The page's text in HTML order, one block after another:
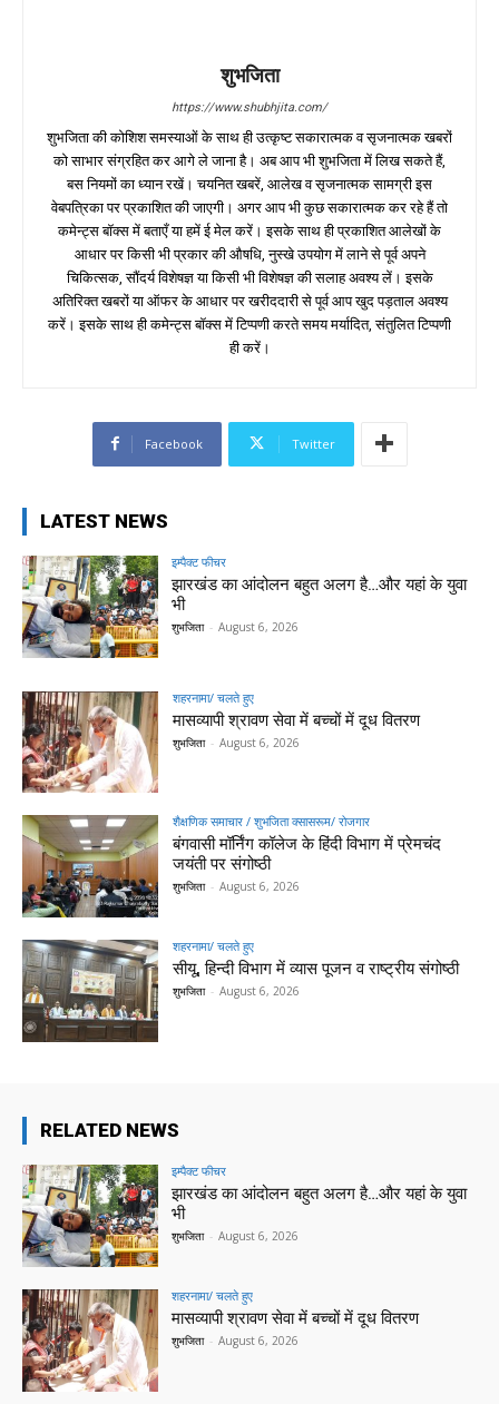
शुभजिता
https://www.shubhjita.com/
शुभजिता की कोशिश समस्याओं के साथ ही उत्कृष्ट सकारात्मक व सृजनात्मक खबरों
को साभार संग्रहित कर आगे ले जाना है। अब आप भी शुभजिता में लिख सकते हैं,
बस नियमों का ध्यान रखें। चयनित खबरें, आलेख व सृजनात्मक सामग्री इस
वेबपत्रिका पर प्रकाशित की जाएगी। अगर आप भी कुछ सकारात्मक कर रहे हैं तो
कमेन्ट्स बॉक्स में बताएँ या हमें ई मेल करें। इसके साथ ही प्रकाशित आलेखों के
आधार पर किसी भी प्रकार की औषधि, नुस्खे उपयोग में लाने से पूर्व अपने
चिकित्सक, सौंदर्य विशेषज्ञ या किसी भी विशेषज्ञ की सलाह अवश्य लें। इसके
अतिरिक्त खबरों या ऑफर के आधार पर खरीददारी से पूर्व आप खुद पड़ताल अवश्य
करें। इसके साथ ही कमेन्ट्स बॉक्स में टिप्पणी करते समय मर्यादित, संतुलित टिप्पणी
ही करें।
Facebook Twitter
LATEST NEWS
इम्पैक्ट फीचर
झारखंड का आंदोलन बहुत अलग है…और यहां के युवा
भी
शुभजिता - August 6, 2026
शहरनामा/ चलते हुए
मासव्यापी श्रावण सेवा में बच्चों में दूध वितरण
शुभजिता - August 6, 2026
शैक्षणिक समाचार / शुभजिता क्सासरूम/ रोजगार
बंगवासी मॉर्निंग कॉलेज के हिंदी विभाग में प्रेमचंद
जयंती पर संगोष्ठी
शुभजिता - August 6, 2026
शहरनामा/ चलते हुए
सीयू, हिन्दी विभाग में व्यास पूजन व राष्ट्रीय संगोष्ठी
शुभजिता - August 6, 2026
RELATED NEWS
इम्पैक्ट फीचर
झारखंड का आंदोलन बहुत अलग है…और यहां के युवा
भी
शुभजिता - August 6, 2026
शहरनामा/ चलते हुए
मासव्यापी श्रावण सेवा में बच्चों में दूध वितरण
शुभजिता - August 6, 2026